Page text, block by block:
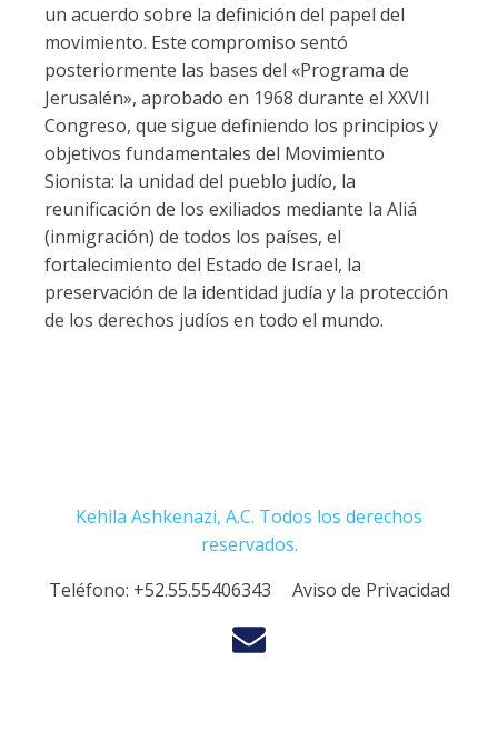
un acuerdo sobre la definición del papel del
movimiento. Este compromiso sentó
posteriormente las bases del «Programa de
Jerusalén», aprobado en 1968 durante el XXVII
Congreso, que sigue definiendo los principios y
objetivos fundamentales del Movimiento
Sionista: la unidad del pueblo judío, la
reunificación de los exiliados mediante la Aliá
(inmigración) de todos los países, el
fortalecimiento del Estado de Israel, la
preservación de la identidad judía y la protección
de los derechos judíos en todo el mundo.
Kehila Ashkenazi, A.C. Todos los derechos
reservados.
Teléfono: +52.55.55406343 Aviso de Privacidad